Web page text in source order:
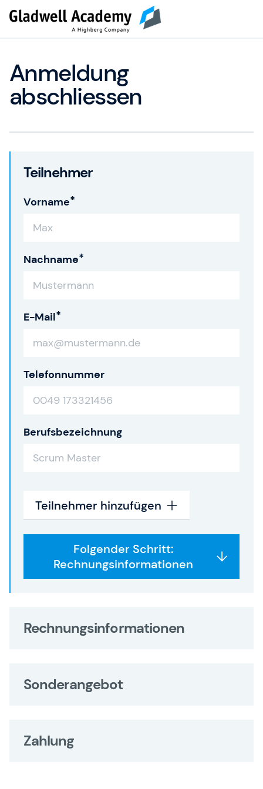
Anmeldung
abschliessen
Teilnehmer
Vorname
Nachname
E-Mail
Telefonnummer
Berufsbezeichnung
Teilnehmer hinzufügen
Folgender Schritt:
Rechnungsinformationen
Rechnungsinformationen
Sonderangebot
Zahlung